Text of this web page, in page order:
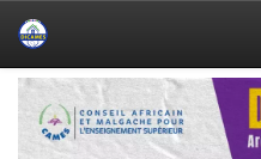
Skip
navigation